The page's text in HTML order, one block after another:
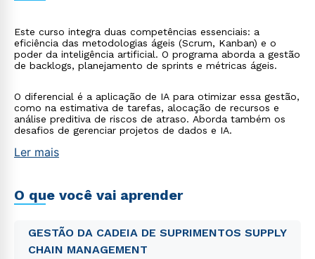
Este curso integra duas competências essenciais: a
eficiência das metodologias ágeis (Scrum, Kanban) e o
poder da inteligência artificial. O programa aborda a gestão
de backlogs, planejamento de sprints e métricas ágeis.
O diferencial é a aplicação de IA para otimizar essa gestão,
como na estimativa de tarefas, alocação de recursos e
análise preditiva de riscos de atraso. Aborda também os
desafios de gerenciar projetos de dados e IA.
Ler mais
O que você vai aprender
GESTÃO DA CADEIA DE SUPRIMENTOS SUPPLY
CHAIN MANAGEMENT